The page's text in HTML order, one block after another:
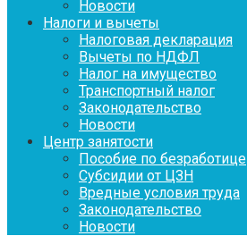
Новости
Налоги и вычеты
Налоговая декларация
Вычеты по НДФЛ
Налог на имущество
Транспортный налог
Законодательство
Новости
Центр занятости
Пособие по безработице
Субсидии от ЦЗН
Вредные условия труда
Законодательство
Новости